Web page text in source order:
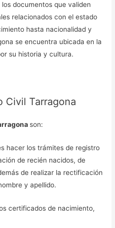
documentos que validen
relacionados con el estado
hasta nacionalidad y
se encuentra ubicada en la
su historia y cultura.
Civil Tarragona
son:
hacer los trámites de registro
de recién nacidos, de
de realizar la rectificación
y apellido.
certificados de nacimiento,